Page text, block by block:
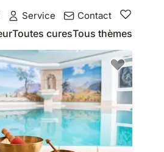
Service Contact
Toutes curesTous thèmes